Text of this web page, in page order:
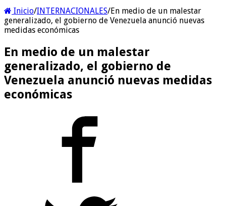
Inicio/INTERNACIONALES/En medio de un malestar
generalizado, el gobierno de Venezuela anunció nuevas
medidas económicas
En medio de un malestar
generalizado, el gobierno de
Venezuela anunció nuevas medidas
económicas